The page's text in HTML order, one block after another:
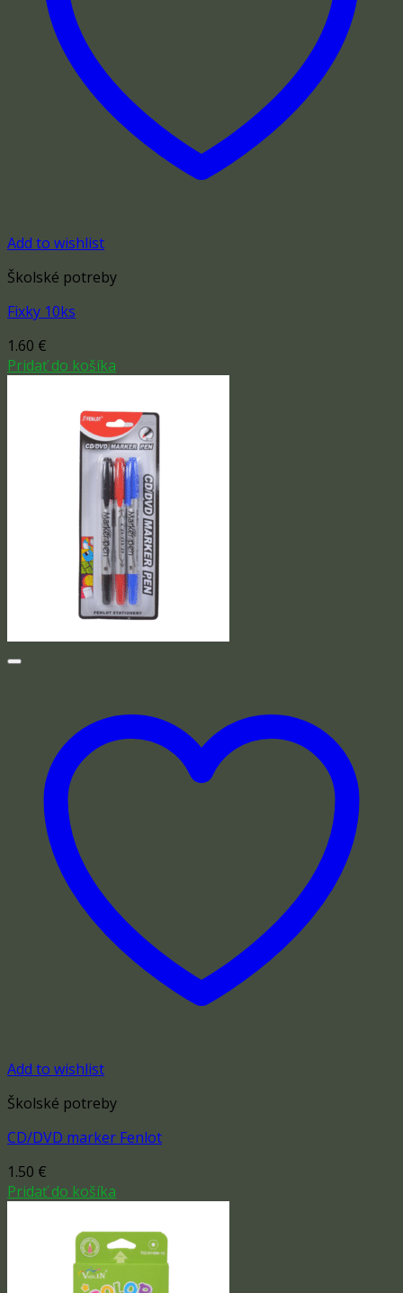
Add to wishlist
Školské potreby
Fixky 10ks
1.60 €
Pridať do košíka
Add to wishlist
Školské potreby
CD/DVD marker Fenlot
1.50 €
Pridať do košíka